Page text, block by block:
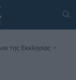
της Εκκλησίας –